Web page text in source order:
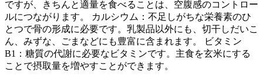
ですが、きちんと適量を食べることは、空腹感のコントロー
ルにつながります。 カルシウム：不足しがちな栄養素のひ
とつで骨の形成に必要です。乳製品以外にも、切干しだいこ
ん、みずな、ごまなどにも豊富に含まれます。 ビタミン
B1：糖質の代謝に必要なビタミンです。主食を玄米にする
ことで摂取量を増やすことができます。